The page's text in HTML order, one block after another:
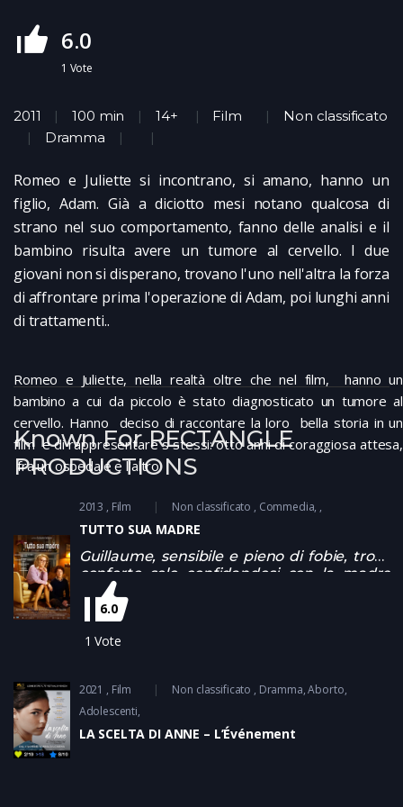
6.0
1 Vote
2011 100 min 14+ Film
Non classificato
Dramma
Romeo e Juliette si incontrano, si amano, hanno un
figlio, Adam. Già a diciotto mesi notano qualcosa di
strano nel suo comportamento, fanno delle analisi e il
bambino risulta avere un tumore al cervello. I due
giovani non si disperano, trovano l'uno nell'altra la forza
di affrontare prima l'operazione di Adam, poi lunghi anni
di trattamenti..
Romeo e Juliette, nella realtà oltre che nel film, hanno un
bambino a cui da piccolo è stato diagnosticato un tumore al
cervello. Hanno deciso di raccontare la loro bella storia in un
film e di rappresentare s stessi: otto anni di coraggiosa attesa,
fra un ospedale e l'altro
Known For RECTANGLE
PRODUCTIONS
2013 Film Non classificato Commedia
TUTTO SUA MADRE
Guillaume, sensibile e pieno di fobie, trova
conforto solo confidandosi con la madre
ma non riesce a convincersi di essere
realmente omosessuale come sua madre,
che ha sempre desiderato avere un figlia
femmina, gli lascia credere
6.0
1 Vote
2021 Film Non classificato Dramma Aborto,
Adolescenti
LA SCELTA DI ANNE – L’Événement